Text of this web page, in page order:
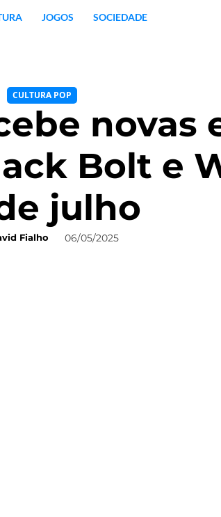
JOGOS SOCIEDADE
CULTURA POP
novas
Bolt e
julho
Fialho 06/05/2025